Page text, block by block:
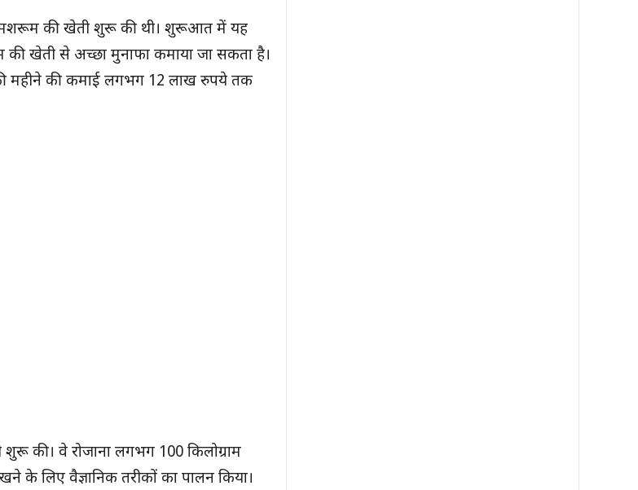
मशरूम की खेती शुरू की थी। शुरूआत में यह
खेती से अच्छा मुनाफा कमाया जा सकता है।
महीने की कमाई लगभग 12 लाख रुपये तक
की। वे रोजाना लगभग 100 किलोग्राम
के लिए वैज्ञानिक तरीकों का पालन किया।